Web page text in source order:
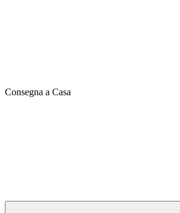
Consegna a Casa